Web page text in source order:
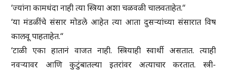
‘ज्यांना कामधंदा नाही त्या स्त्रिया अशा चळवळी चालवताहेत.“
‘या मंडळींचे संसार मोडले आहेत त्या आता दुसऱ्यांच्या संसारात विष
कालवू पाहताहेत.“
‘टाळी एका हातानं वाजत नाही. स्त्रियाही स्वार्थी असतात. त्याही
नवऱ्यावर आणि कुटुंबातल्या इतरांवर अत्याचार करतात. स्त्री-